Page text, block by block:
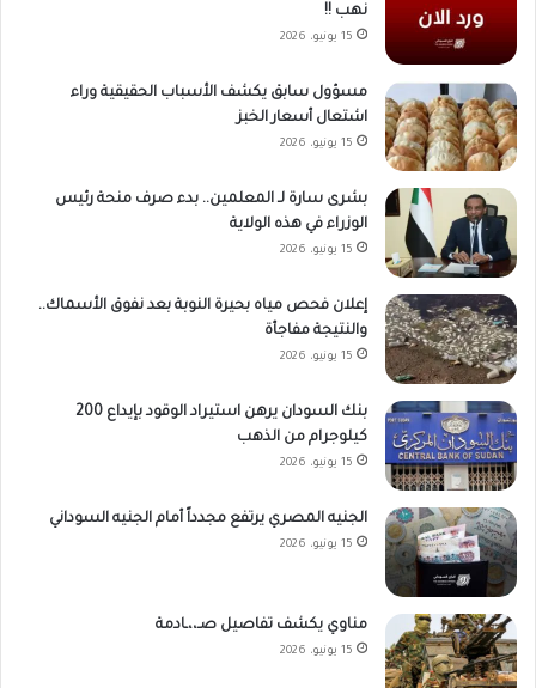
نهب !!
15 يونيو، 2026
مسؤول سابق يكشف الأسباب الحقيقية وراء
اشتعال أسعار الخبز
15 يونيو، 2026
بشرى سارة لـ المعلمين.. بدء صرف منحة رئيس
الوزراء في هذه الولاية
15 يونيو، 2026
إعلان فحص مياه بحيرة النوبة بعد نفوق الأسماك..
والنتيجة مفاجأة
15 يونيو، 2026
بنك السودان يرهن استيراد الوقود بإيداع 200
كيلوجرام من الذهب
15 يونيو، 2026
الجنيه المصري يرتفع مجدداً أمام الجنيه السوداني
15 يونيو، 2026
مناوي يكشف تفاصيل صـ،،ـادمة
15 يونيو، 2026